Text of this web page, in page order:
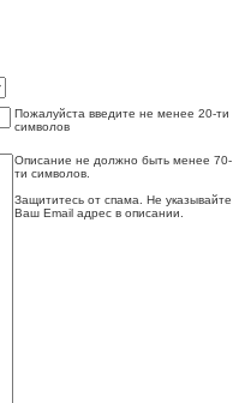
Пожалуйста введите не менее 20-ти
символов
Описание не должно быть менее 70-
ти символов.
Защититесь от спама. Не указывайте
Ваш Email адрес в описании.